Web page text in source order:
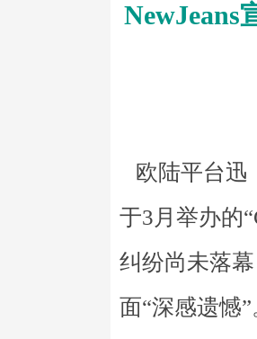
NewJeans
欧陆平台迅
于3月举办的
纠纷尚未落
面“深感遗憾